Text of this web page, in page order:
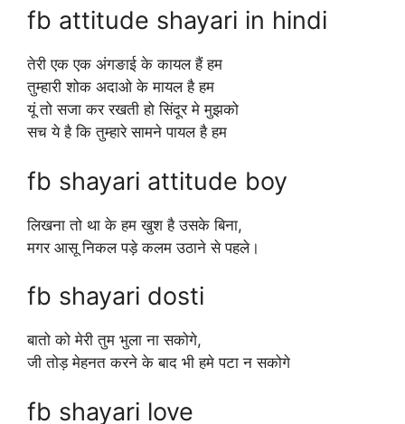
fb attitude shayari in hindi
तेरी एक एक अंगङाई के कायल हैं हम
तुम्हारी शोक अदाओ के मायल है हम
यूं तो सजा कर रखती हो सिंदूर मे मुझको
सच ये है कि तुम्हारे सामने पायल है हम
fb shayari attitude boy
लिखना तो था के हम खुश है उसके बिना,
मगर आसू निकल पड़े कलम उठाने से पहले।
fb shayari dosti
बातो को मेरी तुम भुला ना सकोगे,
जी तोड़ मेहनत करने के बाद भी हमे पटा न सकोगे
fb shayari love